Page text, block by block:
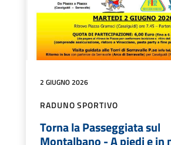
2 GIUGNO 2026
RADUNO SPORTIVO
Torna la Passeggiata sul
Montalbano - A piedi e in